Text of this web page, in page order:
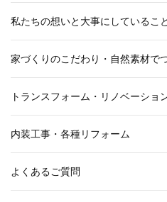
私たちの想いと大事にしていること
家づくりのこだわり・自然素材で
トランスフォーム・リノベーショ
内装工事・各種リフォーム
よくあるご質問